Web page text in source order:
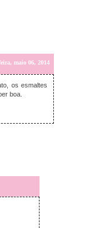
maio 06, 2014
os esmaltes
boa.
06, 2014